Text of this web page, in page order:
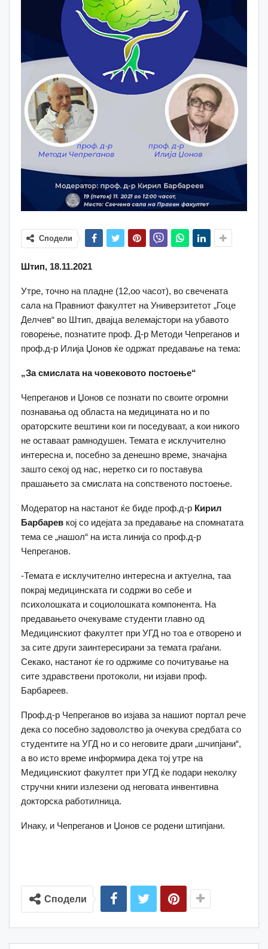
Сподели
Штип, 18.11.2021
Утре, точно на пладне (12,оо часот), во свечената
сала на Правниот факултет на Универзитетот „Гоце
Делчев“ во Штип, двајца велемајстори на убавото
говорење, познатите проф. Д-р Методи Чепреганов и
проф.д-р Илија Џонов ќе одржат предавање на тема:
„За смислата на човековото постоење“
Чепреганов и Џонов се познати по своите огромни
познавања од областа на медицината но и по
ораторските вештини кои ги поседуваат, а кои никого
не оставаат рамнодушен. Темата е исклучително
интересна и, посебно за денешно време, значајна
зашто секој од нас, неретко си го поставува
прашањето за смислата на сопственото постоење.
Модератор на настанот ќе биде проф.д-р Кирил
Барбарев кој со идејата за предавање на спомнатата
тема се „нашол“ на иста линија со проф.д-р
Чепреганов.
-Темата е исклучително интересна и актуелна, таа
покрај медицинската ги содржи во себе и
психолошката и социолошката компонента. На
предавањето очекуваме студенти главно од
Медицинскиот факултет при УГД но тоа е отворено и
за сите други заинтересирани за темата граѓани.
Секако, настанот ќе го одржиме со почитување на
сите здравствени протоколи, ни изјави проф.
Барбареев.
Проф.д-р Чепреганов во изјава за нашиот портал рече
дека со посебно задоволство ја очекува средбата со
студентите на УГД но и со неговите драги „шчипјани“,
а во исто време информира дека тој утре на
Медицинскиот факултет при УГД ќе подари неколку
стручни книги излезени од неговата инвентивна
докторска работилница.
Инаку, и Чепреганов и Џонов се родени штипјани.
Сподели